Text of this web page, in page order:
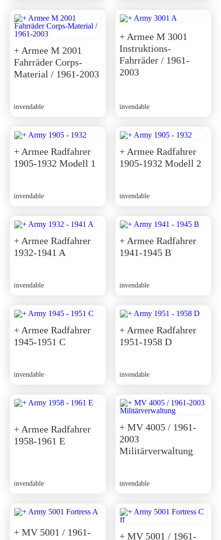
initial
était :
CHF 350.00.
actuel
est :
CHF 280.00.
initial
était :
actuel
est :
+ Armee M 2001
Fahrräder Corps-
Material / 1961-2003
invendable
+ Armee M 3001
Instruktions-
Fahrräder / 1961-
2003
invendable
+ Armee Radfahrer
1905-1932 Modell 1
invendable
+ Armee Radfahrer
1905-1932 Modell 2
invendable
+ Armee Radfahrer
1932-1941 A
invendable
+ Armee Radfahrer
1941-1945 B
invendable
+ Armee Radfahrer
1945-1951 C
invendable
+ Armee Radfahrer
1951-1958 D
invendable
+ Armee Radfahrer
1958-1961 E
invendable
+ MV 4005 / 1961-
2003
Militärverwaltung
invendable
+ MV 5001 / 1961-
+ MV 5001 / 1961-